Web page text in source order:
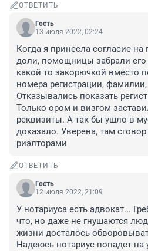
ОТВЕТИТЬ
Гость
13 июля 2022, 02:24
Когда я принесла согласие
доли, помощницы забрали
какой то закорючкой вместо
номера регистрации,
Отказывались показать
Только ором и визгом
реквизиты. А так бы ушло в
доказало. Уверена, там
риэлторами
ОТВЕТИТЬ
Гость
12 июля 2022, 21:09
У нотариуса есть адвокат...
что, но даже не гнушаются
жизни досталось
Надеюсь нотариус попадет на